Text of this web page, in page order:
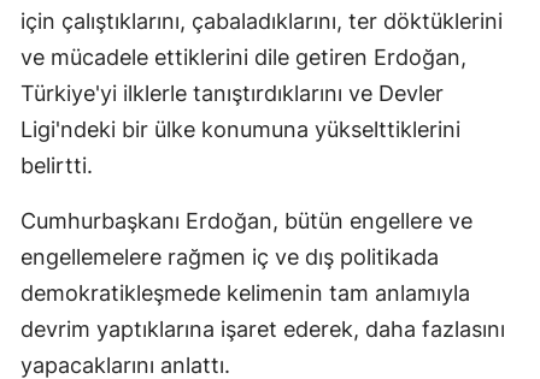
için çalıştıklarını, çabaladıklarını, ter döktüklerini
ve mücadele ettiklerini dile getiren Erdoğan,
Türkiye'yi ilklerle tanıştırdıklarını ve Devler
Ligi'ndeki bir ülke konumuna yükselttiklerini
belirtti.
Cumhurbaşkanı Erdoğan, bütün engellere ve
engellemelere rağmen iç ve dış politikada
demokratikleşmede kelimenin tam anlamıyla
devrim yaptıklarına işaret ederek, daha fazlasını
yapacaklarını anlattı.